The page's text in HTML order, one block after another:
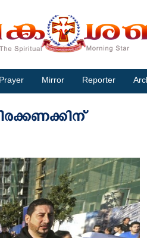
Mirror Reporter